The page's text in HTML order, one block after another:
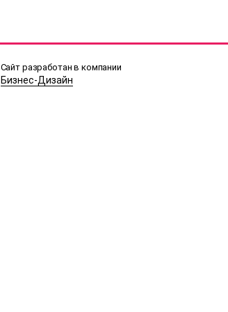
Сайт разработан в компании
Бизнес-Дизайн